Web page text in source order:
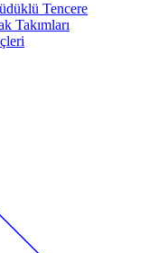
Tencere
Takımları